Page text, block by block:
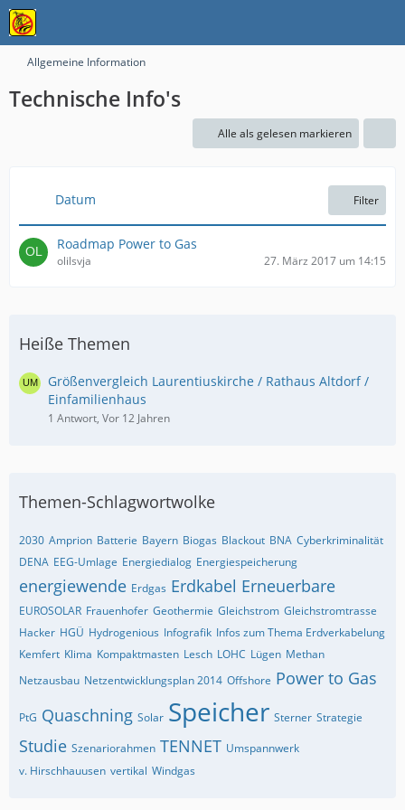
Allgemeine Information
Technische Info's
Alle als gelesen markieren
Datum Filter
Roadmap Power to Gas
olilsvja 27. März 2017 um 14:15
Heiße Themen
Größenvergleich Laurentiuskirche / Rathaus Altdorf /
Einfamilienhaus
1 Antwort, Vor 12 Jahren
Themen-Schlagwortwolke
2030 Amprion Batterie Bayern Biogas Blackout BNA Cyberkriminalität
DENA EEG-Umlage Energiedialog Energiespeicherung
energiewende Erdgas Erdkabel Erneuerbare
EUROSOLAR Frauenhofer Geothermie Gleichstrom Gleichstromtrasse
Hacker HGÜ Hydrogenious Infografik Infos zum Thema Erdverkabelung
Kemfert Klima Kompaktmasten Lesch LOHC Lügen Methan
Netzausbau Netzentwicklungsplan 2014 Offshore Power to Gas
PtG Quaschning Solar Speicher Sterner Strategie
Studie Szenariorahmen TENNET Umspannwerk
v. Hirschhauusen vertikal Windgas